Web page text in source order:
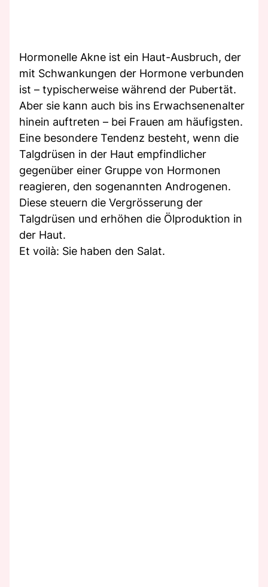
Hormonelle Akne ist ein Haut-Ausbruch, der
mit Schwankungen der Hormone verbunden
ist – typischerweise während der Pubertät.
Aber sie kann auch bis ins Erwachsenenalter
hinein auftreten – bei Frauen am häufigsten.
Eine besondere Tendenz besteht, wenn die
Talgdrüsen in der Haut empfindlicher
gegenüber einer Gruppe von Hormonen
reagieren, den sogenannten Androgenen.
Diese steuern die Vergrösserung der
Talgdrüsen und erhöhen die Ölproduktion in
der Haut.
Et voilà: Sie haben den Salat.